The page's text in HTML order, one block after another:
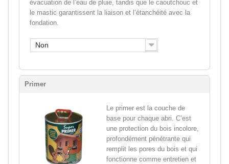
évacuation de l’eau de pluie, tandis que le caoutchouc et
le mastic garantissent la liaison et l’étanchéité avec la
fondation.
Non
Primer
Le primer est la couche de
base pour chaque abri. C’est
une protection du bois incolore,
profondément pénétrante qui
remplit les pores du bois et qui
fonctionne comme entretien et